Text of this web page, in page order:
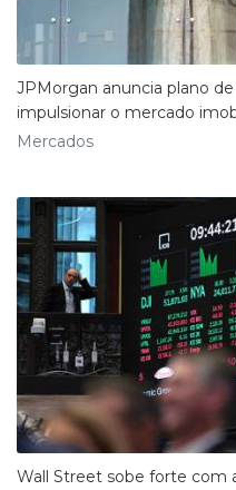
JPMorgan anuncia plano
impulsionar o mercado
Mercados
Wall Street sobe forte com